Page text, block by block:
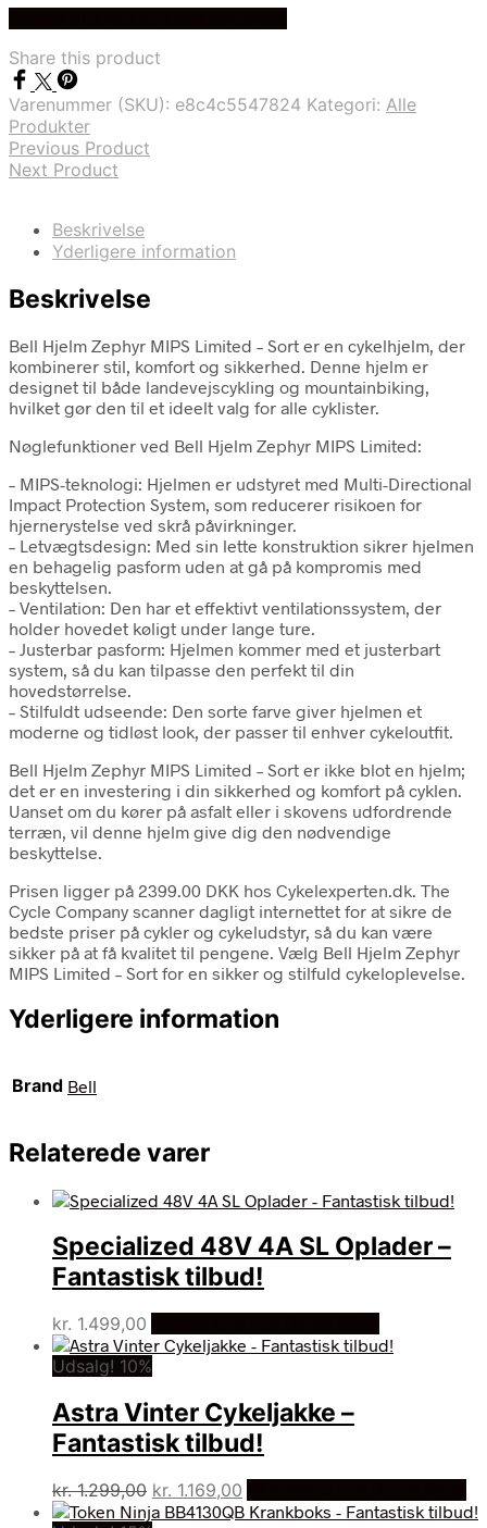
Share this product
Varenummer (SKU): e8c4c5547824 Kategori: Alle
Produkter
Previous Product
Next Product
Beskrivelse
Yderligere information
Beskrivelse
Bell Hjelm Zephyr MIPS Limited – Sort er en cykelhjelm, der
kombinerer stil, komfort og sikkerhed. Denne hjelm er
designet til både landevejscykling og mountainbiking,
hvilket gør den til et ideelt valg for alle cyklister.
Nøglefunktioner ved Bell Hjelm Zephyr MIPS Limited:
– MIPS-teknologi: Hjelmen er udstyret med Multi-Directional
Impact Protection System, som reducerer risikoen for
hjernerystelse ved skrå påvirkninger.
– Letvægtsdesign: Med sin lette konstruktion sikrer hjelmen
en behagelig pasform uden at gå på kompromis med
beskyttelsen.
– Ventilation: Den har et effektivt ventilationssystem, der
holder hovedet køligt under lange ture.
– Justerbar pasform: Hjelmen kommer med et justerbart
system, så du kan tilpasse den perfekt til din
hovedstørrelse.
– Stilfuldt udseende: Den sorte farve giver hjelmen et
moderne og tidløst look, der passer til enhver cykeloutfit.
Bell Hjelm Zephyr MIPS Limited – Sort er ikke blot en hjelm;
det er en investering i din sikkerhed og komfort på cyklen.
Uanset om du kører på asfalt eller i skovens udfordrende
terræn, vil denne hjelm give dig den nødvendige
beskyttelse.
Prisen ligger på 2399.00 DKK hos Cykelexperten.dk. The
Cycle Company scanner dagligt internettet for at sikre de
bedste priser på cykler og cykeludstyr, så du kan være
sikker på at få kvalitet til pengene. Vælg Bell Hjelm Zephyr
MIPS Limited – Sort for en sikker og stilfuld cykeloplevelse.
Yderligere information
Brand Bell
Relaterede varer
Specialized 48V 4A SL Oplader –
Fantastisk tilbud!
kr. 1.499,00
Udsalg! 10%
Astra Vinter Cykeljakke –
Fantastisk tilbud!
kr.1.299,00 Den
oprindelige
kr. 1.169,00
aktuelle